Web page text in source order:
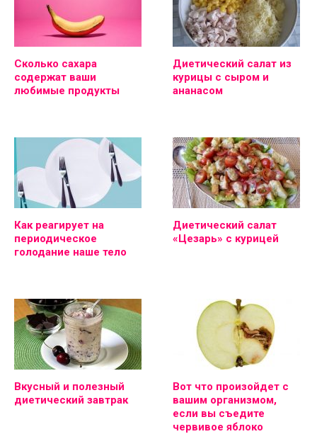
Сколько сахара
содержат ваши
любимые продукты
Диетический салат из
курицы с сыром и
ананасом
Как реагирует на
периодическое
голодание наше тело
Диетический салат
«Цезарь» с курицей
Вкусный и полезный
диетический завтрак
Вот что произойдет с
вашим организмом,
если вы съедите
червивое яблоко